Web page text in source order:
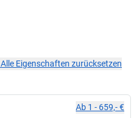
Alle Eigenschaften zurücksetzen
Ab 1 - 659,- €